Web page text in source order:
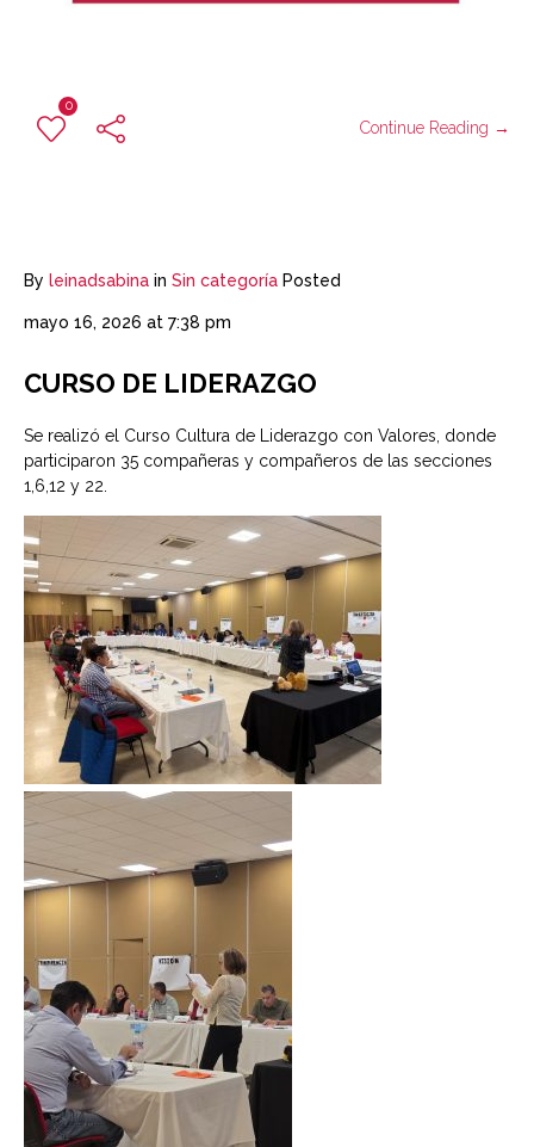
0
Continue Reading →
By leinadsabina in Sin categoría Posted
mayo 16, 2026 at 7:38 pm
CURSO DE LIDERAZGO
Se realizó el Curso Cultura de Liderazgo con Valores, donde
participaron 35 compañeras y compañeros de las secciones
1,6,12 y 22.